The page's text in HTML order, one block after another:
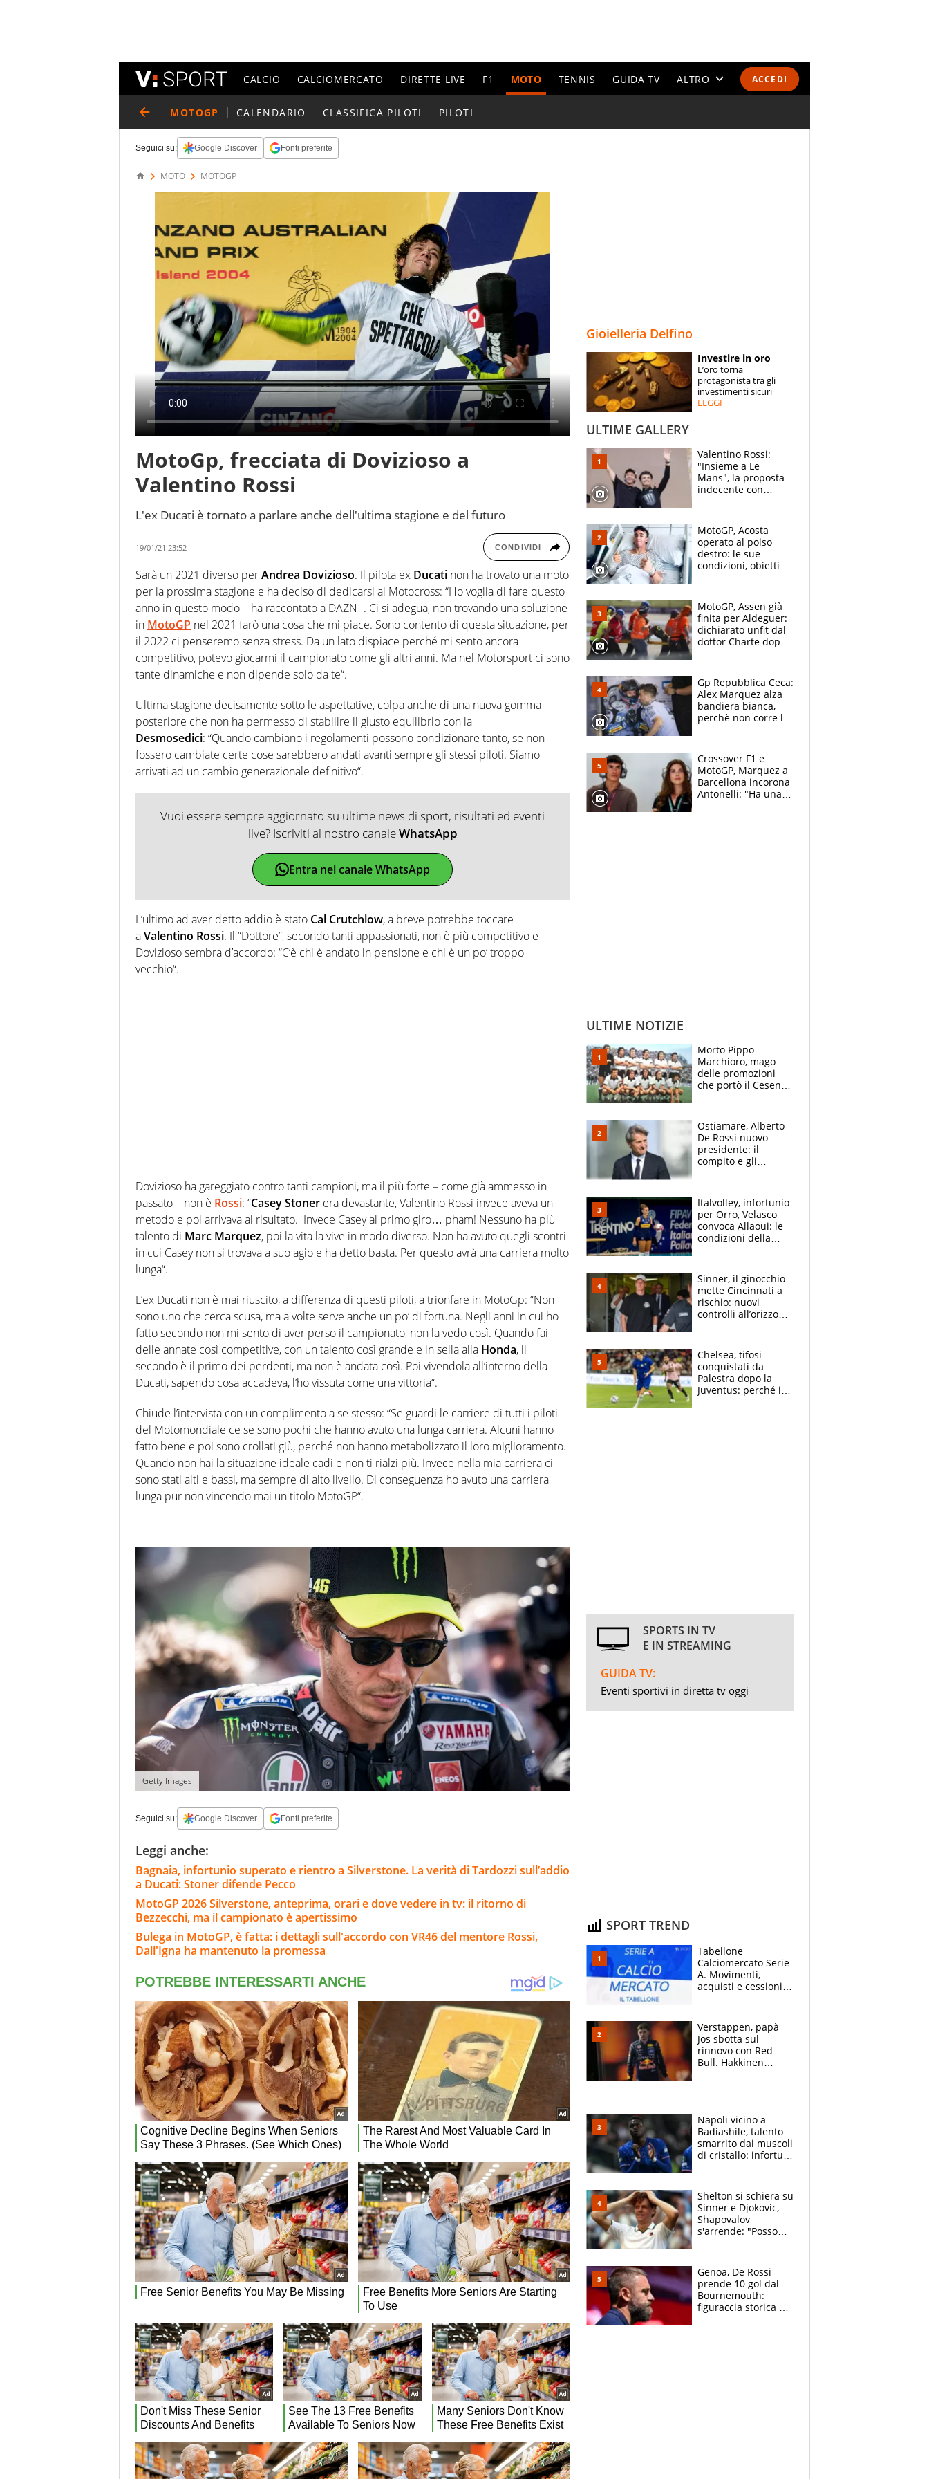
ACCEDI
CALCIO CALCIOMERCATO DIRETTE LIVE F1 MOTO TENNIS GUIDA TV ALTRO
ESPERTI
CONTATTI
MOTOGP CALENDARIO CLASSIFICA PILOTI PILOTI
Seguici su: Google Discover Fonti preferite
MOTO MOTOGP
MotoGp, frecciata di Dovizioso a
Valentino Rossi
L'ex Ducati è tornato a parlare anche dell'ultima stagione e del futuro
19/01/21 23:52 CONDIVIDI
Sarà un 2021 diverso perAndrea Dovizioso. Il pilota ex Ducati non ha trovato una moto
per la prossima stagione e ha deciso di dedicarsi al Motocross: “Ho voglia di fare questo
anno in questo modo – ha raccontato a DAZN -. Ci si adegua, non trovando una soluzione
in MotoGP nel 2021 farò una cosa che mi piace. Sono contento di questa situazione, per
il 2022 ci penseremo senza stress. Da un lato dispiace perché mi sento ancora
competitivo, potevo giocarmi il campionato come gli altri anni. Ma nel Motorsport ci sono
tante dinamiche e non dipende solo da te“.
Ultima stagione decisamente sotto le aspettative, colpa anche di una nuova gomma
posteriore che non ha permesso di stabilire il giusto equilibrio con la
Desmosedici: “Quando cambiano i regolamenti possono condizionare tanto, se non
fossero cambiate certe cose sarebbero andati avanti sempre gli stessi piloti. Siamo
arrivati ad un cambio generazionale definitivo“.
Vuoi essere sempre aggiornato su ultime news di sport, risultati ed eventi
live? Iscriviti al nostro canaleWhatsApp
Entra nel canale WhatsApp
L’ultimo ad aver detto addio è stato Cal Crutchlow, a breve potrebbe toccare
aValentino Rossi. Il “Dottore”, secondo tanti appassionati, non è più competitivo e
Dovizioso sembra d’accordo: “C’è chi è andato in pensione e chi è un po’ troppo
vecchio“.
Dovizioso ha gareggiato contro tanti campioni, ma il più forte – come già ammesso in
passato – non è Rossi: “Casey Stoner era devastante, Valentino Rossi invece aveva un
metodo e poi arrivava al risultato. Invece Casey al primo giro… pham! Nessuno ha più
talento di Marc Marquez, poi la vita la vive in modo diverso. Non ha avuto quegli scontri
in cui Casey non si trovava a suo agio e ha detto basta. Per questo avrà una carriera molto
lunga“.
L’ex Ducati non è mai riuscito, a differenza di questi piloti, a trionfare in MotoGp: “Non
sono uno che cerca scusa, ma a volte serve anche un po’ di fortuna. Negli anni in cui ho
fatto secondo non mi sento di aver perso il campionato, non la vedo così. Quando fai
delle annate così competitive, con un talento così grande e in sella alla Honda, il
secondo è il primo dei perdenti, ma non è andata così. Poi vivendola all’interno della
Ducati, sapendo cosa accadeva, l’ho vissuta come una vittoria“.
Chiude l’intervista con un complimento a se stesso: “Se guardi le carriere di tutti i piloti
del Motomondiale ce se sono pochi che hanno avuto una lunga carriera. Alcuni hanno
fatto bene e poi sono crollati giù, perché non hanno metabolizzato il loro miglioramento.
Quando non hai la situazione ideale cadi e non ti rialzi più. Invece nella mia carriera ci
sono stati alti e bassi, ma sempre di alto livello. Di conseguenza ho avuto una carriera
lunga pur non vincendo mai un titolo MotoGP“.
Getty Images
Seguici su: Google Discover Fonti preferite
Leggi anche:
Bagnaia, infortunio superato e rientro a Silverstone. La verità di Tardozzi sull’addio
a Ducati: Stoner difende Pecco
MotoGP 2026 Silverstone, anteprima, orari e dove vedere in tv: il ritorno di
Bezzecchi, ma il campionato è apertissimo
Bulega in MotoGP, è fatta: i dettagli sull'accordo con VR46 del mentore Rossi,
Dall'Igna ha mantenuto la promessa
Gioielleria Delfino
Investire in oro
L’oro torna
protagonista tra gli
investimenti sicuri
LEGGI
ULTIME GALLERY
Valentino Rossi:
"Insieme a Le
Mans", la proposta
indecente con
Goodwood
MotoGP, Acosta
operato al polso
destro: le sue
condizioni, obiettivo
MotoGP, Assen già
finita per Aldeguer:
dichiarato unfit dal
dottor Charte dopo
Gp Repubblica Ceca:
Alex Marquez alza
bandiera bianca,
perchè non corre la
Crossover F1 e
MotoGP, Marquez a
Barcellona incorona
Antonelli: "Ha una
ULTIME NOTIZIE
Morto Pippo
Marchioro, mago
delle promozioni
che portò il Cesena
di Baresi
Ostiamare, Alberto
De Rossi nuovo
presidente: il
compito e gli
Italvolley, infortunio
per Orro, Velasco
convoca Allaoui: le
condizioni della
Sinner, il ginocchio
mette Cincinnati a
rischio: nuovi
controlli all’orizzonte
Open
Chelsea, tifosi
conquistati da
Palestra dopo la
Juventus: perché i
SPORTS IN TV
E IN STREAMING
GUIDA TV:
Eventi sportivi in diretta tv oggi
SPORT TREND
Tabellone
Calciomercato Serie
A. Movimenti,
acquisti e cessioni:
Verstappen, papà
Jos sbotta sul
rinnovo con Red
Bull. Hakkinen
Napoli vicino a
Badiashile, talento
smarrito dai muscoli
di cristallo: infortuni
Shelton si schiera su
Sinner e Djokovic,
Shapovalov
s'arrende: "Posso
Genoa, De Rossi
prende 10 gol dal
Bournemouth:
figuraccia storica ed